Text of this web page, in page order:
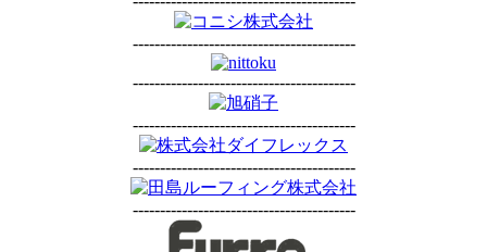
-----------------------------------------
-----------------------------------------
-----------------------------------------
-----------------------------------------
-----------------------------------------